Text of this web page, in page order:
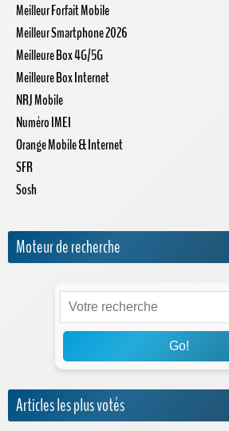
Meilleur Forfait Mobile
Meilleur Smartphone 2026
Meilleure Box 4G/5G
Meilleure Box Internet
NRJ Mobile
Numéro IMEI
Orange Mobile & Internet
SFR
Sosh
Moteur de recherche
Go!
Articles les plus votés